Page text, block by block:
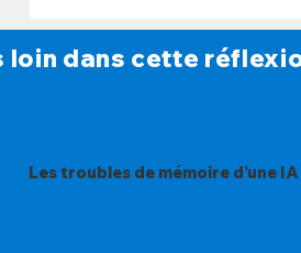
loin dans cette
Les troubles de mémoire d’une IA